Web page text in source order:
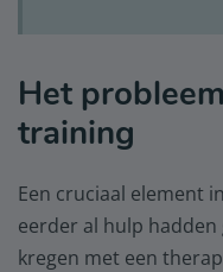
Het
training
Een cruciaal element
eerder al hulp
kregen met een